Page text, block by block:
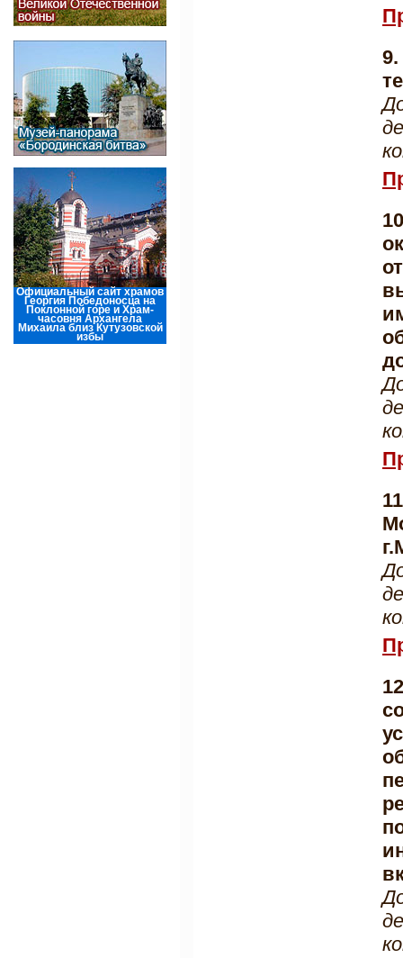
Официальный сайт храмов
Георгия Победоносца на
Поклонной горе и Храм-
часовня Архангела
Михаила близ Кутузовской
избы